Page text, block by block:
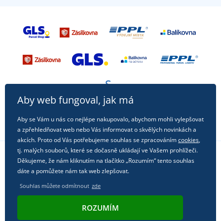
Sledujte nás na sociálních sítích
Aby web fungoval, jak má
Aby se Vám u nás co nejlépe nakupovalo, abychom mohli vylepšovat
a zpřehledňovat web nebo Vás informovat o skvělých novinkách a
akcích. Proto od Vás potřebujeme souhlas se zpracovánímcookies,
tj. malých souborů, které se dočasně ukládají ve Vašem prohlížeči.
Děkujeme, že nám kliknutím na tlačítko „Rozumím“ tento souhlas
dáte a pomůžete nám tak web zlepšovat.
Souhlas můžete odmítnout zde
ROZUMÍM